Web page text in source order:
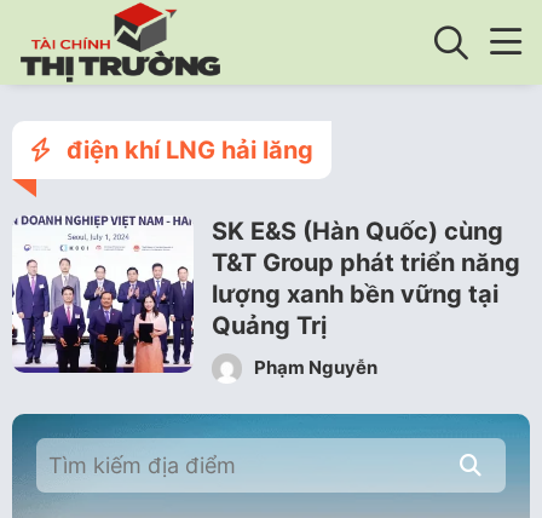
điện khí LNG hải lăng
SK E&S (Hàn Quốc) cùng
T&T Group phát triển năng
lượng xanh bền vững tại
Quảng Trị
Phạm Nguyễn